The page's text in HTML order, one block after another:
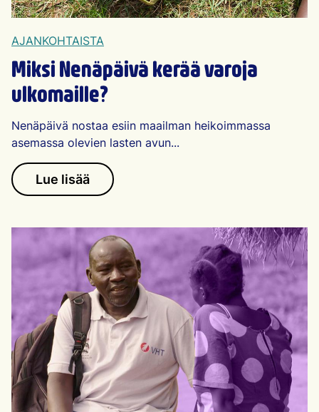
AJANKOHTAISTA
Miksi Nenäpäivä kerää varoja
ulkomaille?
Nenäpäivä nostaa esiin maailman heikoimmassa
asemassa olevien lasten avun...
Lue lisää